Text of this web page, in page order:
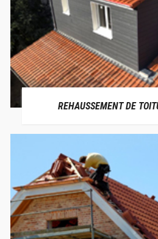
REHAUSSEMENT DE